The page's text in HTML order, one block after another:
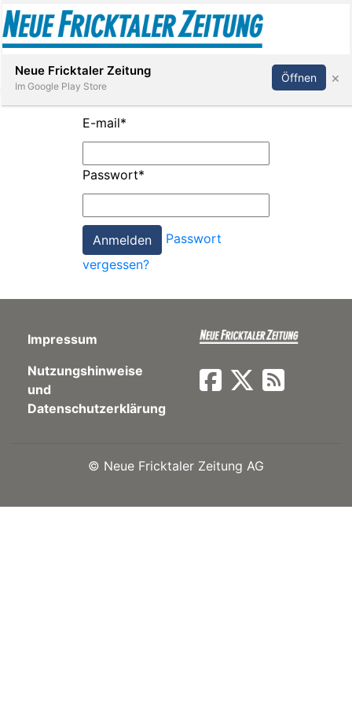
Paper
App
Abonnieren Anmelden
E-mail*
Passwort*
Passwort
vergessen?
Impressum
Nutzungshinweise
und
Datenschutzerklärung
© Neue Fricktaler Zeitung AG
Neue Fricktaler Zeitung
Im Google Play Store
Öffnen ×